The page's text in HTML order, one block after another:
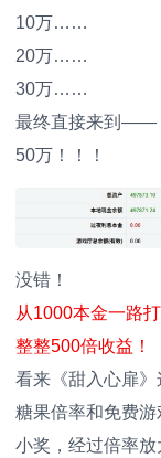
10万……
20万……
30万……
最终直接来到——
50万！！！
没错！
从1000本金一路打
整整500倍收益！
看来《甜入心扉》
糖果倍率和免费
小奖，经过倍率放